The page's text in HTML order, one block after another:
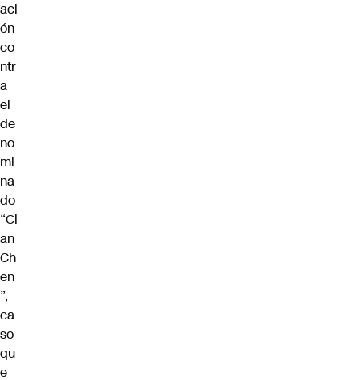
aci
ón
co
ntr
a
el
de
no
mi
na
do
“Cl
an
Ch
en
”,
ca
so
qu
e